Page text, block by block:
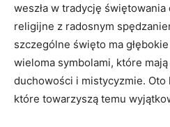
weszła w tradycję świętowania
religijne z ‍radosnym
szczególne święto ma
⁣wieloma symbolami, które
duchowości i mistycyzmie.
które ⁣towarzyszą temu